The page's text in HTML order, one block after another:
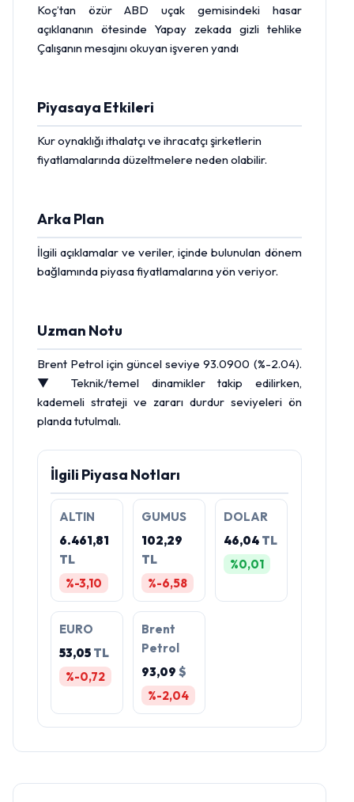
Koç’tan özür ABD uçak gemisindeki hasar
açıklananın ötesinde Yapay zekada gizli tehlike
Çalışanın mesajını okuyan işveren yandı
Piyasaya Etkileri
Kur oynaklığı ithalatçı ve ihracatçı şirketlerin
fiyatlamalarında düzeltmelere neden olabilir.
Arka Plan
İlgili açıklamalar ve veriler, içinde bulunulan dönem
bağlamında piyasa fiyatlamalarına yön veriyor.
Uzman Notu
Brent Petrol için güncel seviye 93.0900 (%-2.04).
▼ Teknik/temel dinamikler takip edilirken,
kademeli strateji ve zararı durdur seviyeleri ön
planda tutulmalı.
İlgili Piyasa Notları
ALTIN
6.461,81
TL
%-3,10
GUMUS
102,29
TL
%-6,58
DOLAR
46,04 TL
%0,01
EURO
53,05 TL
%-0,72
Brent
Petrol
93,09$
%-2,04